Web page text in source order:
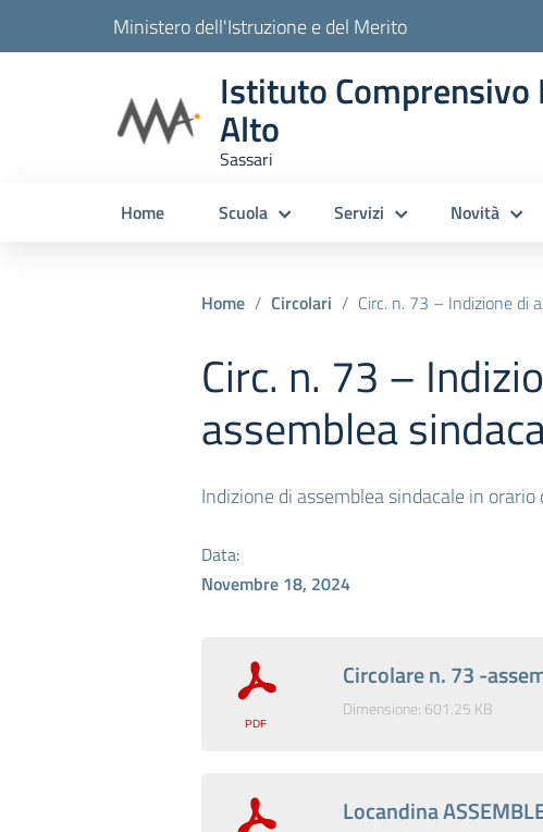
Ministero dell'Istruzione e del Merito
Istituto Comprensivo
Alto
Sassari
Home Scuola Servizi Novità
Home Circolari Circ. n. 73 – Indizione di
Circ. n. 73 –
assemblea
Indizione di assemblea sindacale in
Data:
Novembre 18, 2024
Circolare n. 73 -
Dimensione: 601.25 KB
Locandina